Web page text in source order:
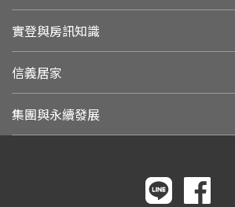
實登與房訊知識
信義居家
集團與永續發展